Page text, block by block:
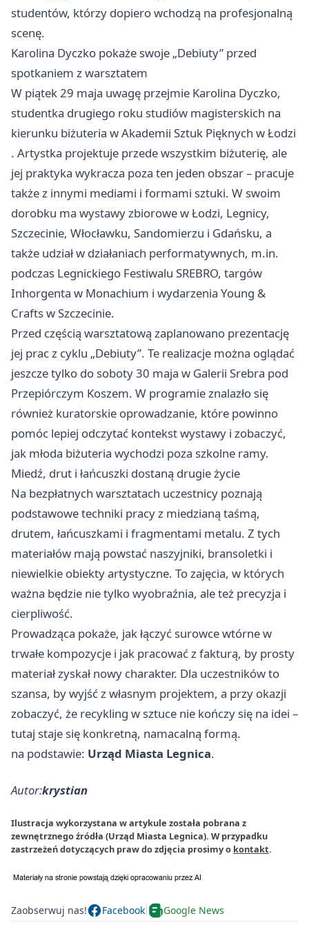
studentów, którzy dopiero wchodzą na profesjonalną
scenę.
Karolina Dyczko pokaże swoje „Debiuty” przed
spotkaniem z warsztatem
W piątek 29 maja uwagę przejmie Karolina Dyczko,
studentka drugiego roku studiów magisterskich na
kierunku biżuteria w Akademii Sztuk Pięknych wŁodzi
. Artystka projektuje przede wszystkim biżuterię, ale
jej praktyka wykracza poza ten jeden obszar – pracuje
także z innymi mediami i formami sztuki. W swoim
dorobku ma wystawy zbiorowe w Łodzi, Legnicy,
Szczecinie, Włocławku, Sandomierzu i Gdańsku, a
także udział w działaniach performatywnych, m.in.
podczas Legnickiego Festiwalu SREBRO, targów
Inhorgenta w Monachium i wydarzenia Young &
Crafts w Szczecinie.
Przed częścią warsztatową zaplanowano prezentację
jej prac z cyklu „Debiuty”. Te realizacje można oglądać
jeszcze tylko do soboty 30 maja w Galerii Srebra pod
Przepiórczym Koszem. W programie znalazło się
również kuratorskie oprowadzanie, które powinno
pomóc lepiej odczytać kontekst wystawy i zobaczyć,
jak młoda biżuteria wychodzi poza szkolne ramy.
Miedź, drut i łańcuszki dostaną drugie życie
Na bezpłatnych warsztatach uczestnicy poznają
podstawowe techniki pracy z miedzianą taśmą,
drutem, łańcuszkami i fragmentami metalu. Z tych
materiałów mają powstać naszyjniki, bransoletki i
niewielkie obiekty artystyczne. To zajęcia, w których
ważna będzie nie tylko wyobraźnia, ale też precyzja i
cierpliwość.
Prowadząca pokaże, jak łączyć surowce wtórne w
trwałe kompozycje i jak pracować z fakturą, by prosty
materiał zyskał nowy charakter. Dla uczestników to
szansa, by wyjść z własnym projektem, a przy okazji
zobaczyć, że recykling w sztuce nie kończy się na idei –
tutaj staje się konkretną, namacalną formą.
na podstawie: Urząd Miasta Legnica.
Autor:krystian
Ilustracja wykorzystana w artykule została pobrana z
zewnętrznego źródła (Urząd Miasta Legnica). W przypadku
zastrzeżeń dotyczących praw do zdjęcia prosimy o kontakt.
Zaobserwuj nas! Facebook Google News